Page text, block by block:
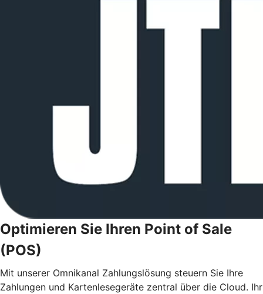
Optimieren Sie Ihren Point of Sale
(POS)
Mit unserer Omnikanal Zahlungslösung steuern Sie Ihre
Zahlungen und Kartenlesegeräte zentral über die Cloud. Ihr